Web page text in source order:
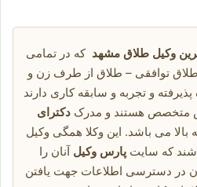
وکیل طلاق مشهد که در تمامی
توافقی – طلاق از طرف زن و
و تجربه و سابقه کاری دارند
متخصص هستند و مدرک دکترای
بالا می باشد. این وکلا همگی وکیل
که سایت پارس وکیل آنان را
در دسترسی اطلاعات جهت یافتن